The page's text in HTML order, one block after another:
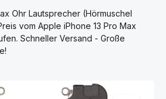
Ohr Lautsprecher (Hörmuschel
vom Apple iPhone 13 Pro Max
Schneller Versand - Große